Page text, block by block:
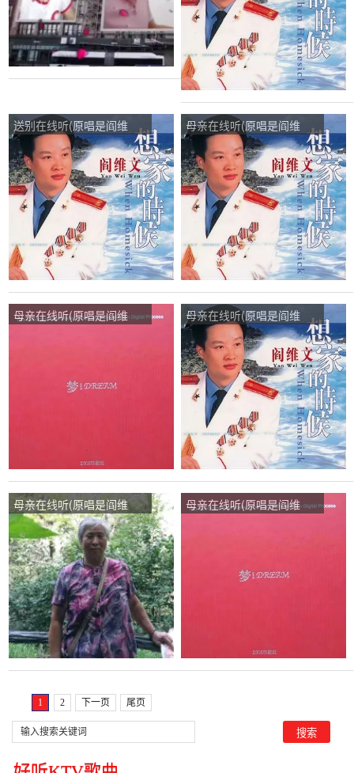
送别在线听(原唱是阎维
文)，深蓝演唱点播:581次
母亲在线听(原唱是阎维
文)，D调★℡情感浪子★℡
演唱点播:258次
母亲在线听(原唱是阎维
母亲在线听(原唱是阎维
文)，梦江南演唱点播:88次
母亲在线听(原唱是阎维
文)，淡雅清风声音部落演
唱点播:56次
母亲在线听(原唱是阎维
1 2 下一页 尾页